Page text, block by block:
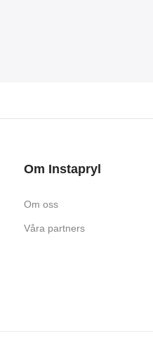
Om Instapryl
Om oss
Våra partners